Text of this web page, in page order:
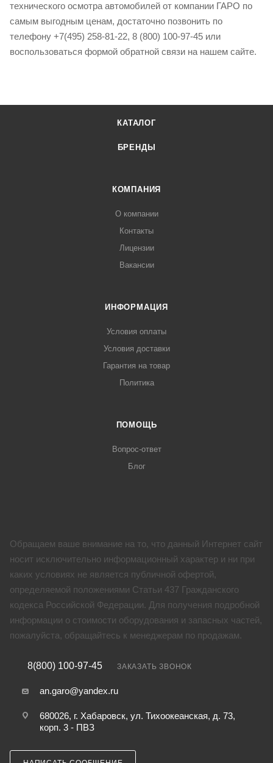
технического осмотра автомобилей от компании ГАРО по
самым выгодным ценам, достаточно позвонить по
телефону +7(495) 258-81-22, 8 (800) 100-97-45 или
воспользоваться формой обратной связи на нашем сайте.
КАТАЛОГ
БРЕНДЫ
КОМПАНИЯ
О компании
Контакты
Лицензии
Вакансии
ИНФОРМАЦИЯ
Условия оплаты
Условия доставки
Гарантия на товар
Политика
ПОМОЩЬ
Вопрос-ответ
Блог
Обращаем ваше внимание на то, что данный Интернет сайт
носит исключительно информационный характер и ни при
каких условиях не является публичной офертой,
определяемой положениями Статьи 437 Гражданского
кодекса Российской Федерации. Для получения подробной
информации о стоимости оборудования и запасных частей,
пожалуйста, обращайтесь к менеджерам по продажам.
8(800) 100-97-45 ЗАКАЗАТЬ ЗВОНОК
an.garo@yandex.ru
680026, г. Хабаровск, ул. Тихоокеанская, д. 73,
корп. 3 - ПВЗ